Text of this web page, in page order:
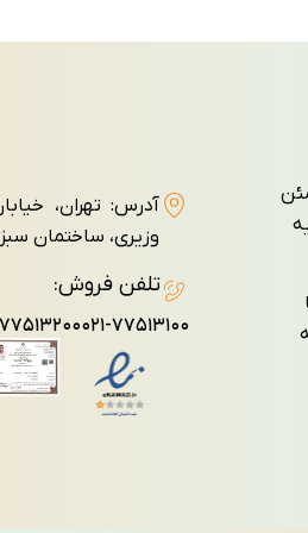
آدرس: تهران،
وزيری، ساختمان سبز، پلاک ۱، طبقه
تلفن فروش:
۰۲۱-۷۷۵۱۳۱۰۰۰۲۱-